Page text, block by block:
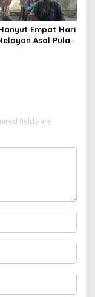
Empat Hari
Asal Pulau
fields are